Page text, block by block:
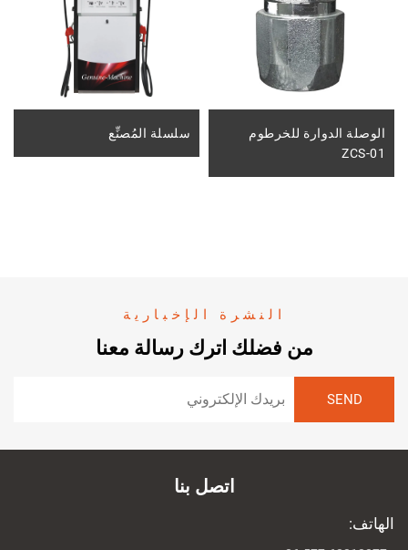
الوصلة الدوارة للخرطوم
ZCS-01
سلسلة المُصنِّع
النشرة الإخبارية
من فضلك اترك رسالة معنا
اتصل بنا
الهاتف: